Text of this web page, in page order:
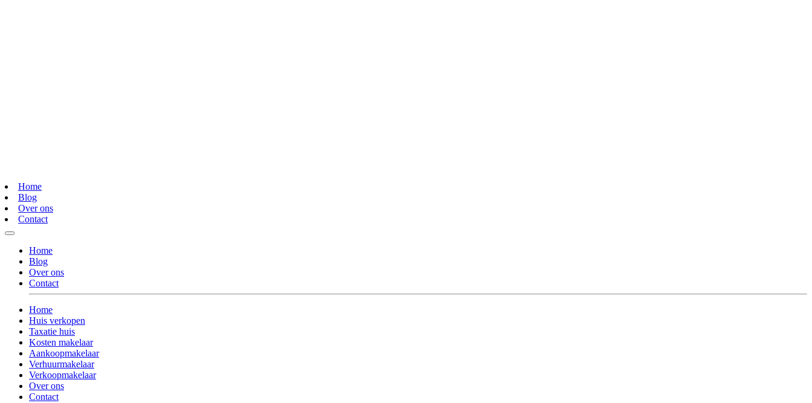
Home
Blog
Over ons
Contact
Home
Blog
Over ons
Contact
Home
Huis verkopen
Taxatie huis
Kosten makelaar
Aankoopmakelaar
Verhuurmakelaar
Verkoopmakelaar
Over ons
Contact